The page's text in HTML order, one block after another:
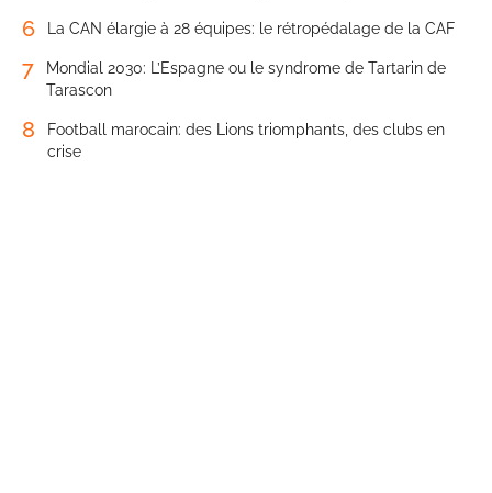
6 La CAN élargie à 28 équipes: le rétropédalage de la CAF
7
Mondial 2030: L’Espagne ou le syndrome de Tartarin de
Tarascon
8
Football marocain: des Lions triomphants, des clubs en
crise